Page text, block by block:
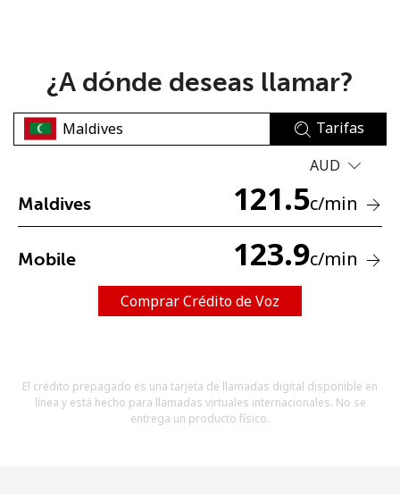
No se ha creado una contraseña
Un número
Mantente en contacto para recibir nuestras mejores
¿A dónde deseas llamar?
Tarifas
AUD
Maldives 121.5c/min
Mobile 123.9c/min
Comprar Crédito de Voz
El crédito prepagado es una tarjeta de llamadas digital disponible en
línea y está hecho para llamadas virtuales internacionales. No se
entrega un producto físico.